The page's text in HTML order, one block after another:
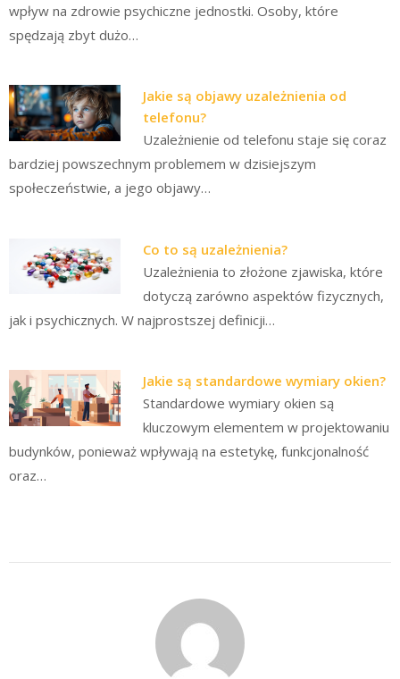
wpływ na zdrowie psychiczne jednostki. Osoby, które
spędzają zbyt dużo…
Jakie są objawy uzależnienia od
telefonu?
Uzależnienie od telefonu staje się coraz
bardziej powszechnym problemem w dzisiejszym
społeczeństwie, a jego objawy…
Co to są uzależnienia?
Uzależnienia to złożone zjawiska, które
dotyczą zarówno aspektów fizycznych,
jak i psychicznych. W najprostszej definicji…
Jakie są standardowe wymiary okien?
Standardowe wymiary okien są
kluczowym elementem w projektowaniu
budynków, ponieważ wpływają na estetykę, funkcjonalność
oraz…